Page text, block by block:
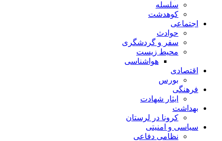
سلسله
کوهدشت
اجتماعی
حوادث
سفر و گردشگری
محیط زیست
هواشناسی
اقتصادی
بورس
فرهنگی
ایثار شهادت
بهداشت
کرونا در لرستان
سیاسی و امنیتی
نظامی دفاعی